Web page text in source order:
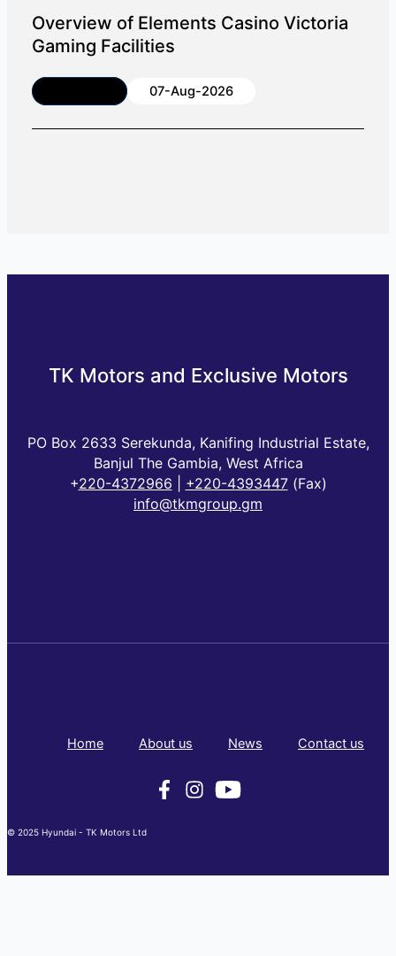
Overview of Elements Casino Victoria
Gaming Facilities
07-Aug-2026
TK Motors and Exclusive Motors
PO Box 2633 Serekunda, Kanifing Industrial Estate,
Banjul The Gambia, West Africa
+220-4372966 +220-4393447(Fax)
info@tkmgroup.gm
Home About us News Contact us
© 2025 Hyundai - TK Motors Ltd